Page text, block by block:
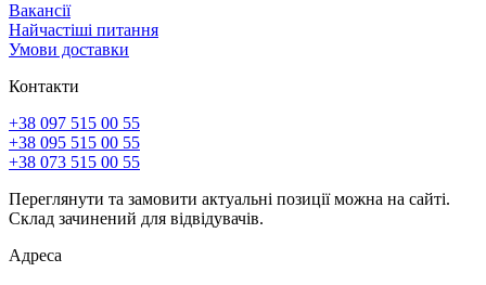
Вакансії
Найчастіші питання
Умови доставки
Контакти
+38 097 515 00 55
+38 095 515 00 55
+38 073 515 00 55
Переглянути та замовити актуальні позиції можна на сайті.
Склад зачинений для відвідувачів.
Адреса